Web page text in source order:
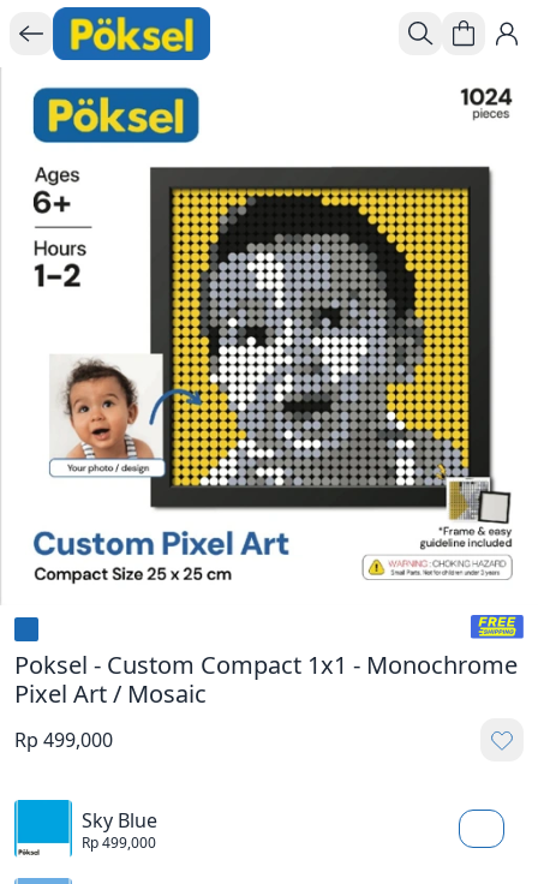
Poksel - Custom Compact 1x1 - Monochrome
Pixel Art / Mosaic
Rp 499,000
Sky Blue
Rp 499,000